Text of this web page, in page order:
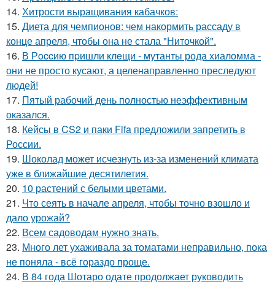
14. Хитрости выращивания кабачков:
15. Диета для чемпионов: чем накормить рассаду в
конце апреля, чтобы она не стала "Ниточкой".
16. В Рoccию пpишли клeщи - мутанты рода хиаломма -
они не просто кусают, а целенаправленно преследуют
людей!
17. Пятый рабочий день полностью неэффективным
оказался.
18. Кейсы в CS2 и паки Fifa предложили запретить в
России.
19. Шоколад может исчезнуть из-за изменений климата
уже в ближайшие десятилетия.
20. 10 растений с белыми цветами.
21. Что сеять в начале апреля, чтобы точно взошло и
дало урожай?
22. Всем садоводам нужно знать.
23. Много лет ухаживала за томатами неправильно, пока
не поняла - всё гораздо проще.
24. В 84 года Шотаро одате продолжает руководить